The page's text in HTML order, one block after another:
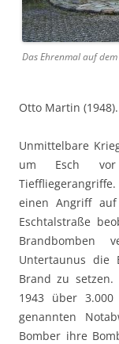
Das Ehrenmal auf
Otto Martin (1948).
Unmittelbare
um Esch
einen Angriff
Eschtalstraße
Brandbomben
Untertaunus die
Brand zu
1943 über
genannten
Bomber ihre